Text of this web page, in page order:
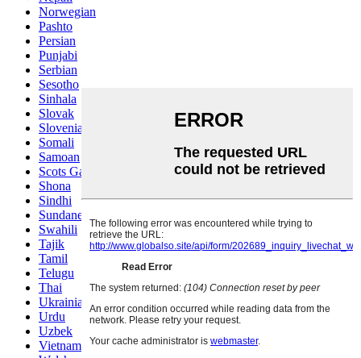
Norwegian
Pashto
Persian
Punjabi
Serbian
Sesotho
Sinhala
Slovak
Slovenian
Somali
Samoan
Scots Gaelic
Shona
Sindhi
Sundanese
Swahili
Tajik
Tamil
Telugu
Thai
Ukrainian
Urdu
Uzbek
Vietnamese